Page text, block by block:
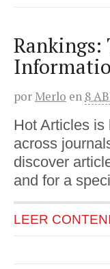
por Merlo en 8
Hot Articles is
across
discover
and for a
LEER